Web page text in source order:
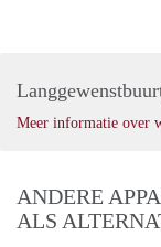
Meer informatie over
ANDERE
ALS